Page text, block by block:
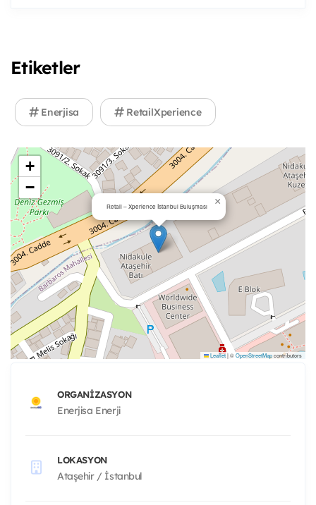
Etiketler
Enerjisa RetailXperience
Retail – Xperience İstanbul Buluşması ×
+
−
Leaflet|©OpenStreetMapcontributors
ORGANIZASYON
Enerjisa Enerji
LOKASYON
Ataşehir / İstanbul